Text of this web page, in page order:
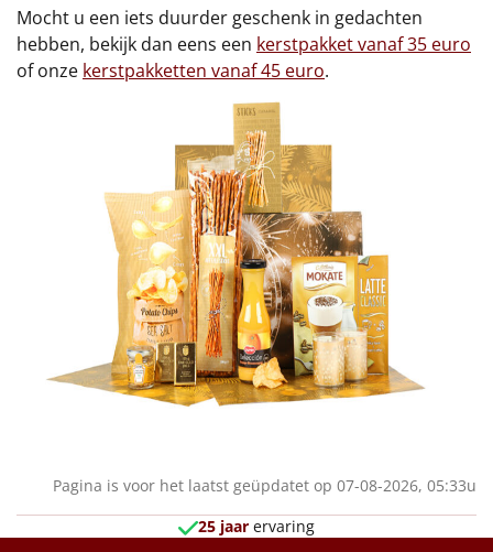
Mocht u een iets duurder geschenk in gedachten
hebben, bekijk dan eens een kerstpakket vanaf 35 euro
of onze kerstpakketten vanaf 45 euro.
Pagina is voor het laatst geüpdatet op 07-08-2026, 05:33u
25 jaar ervaring